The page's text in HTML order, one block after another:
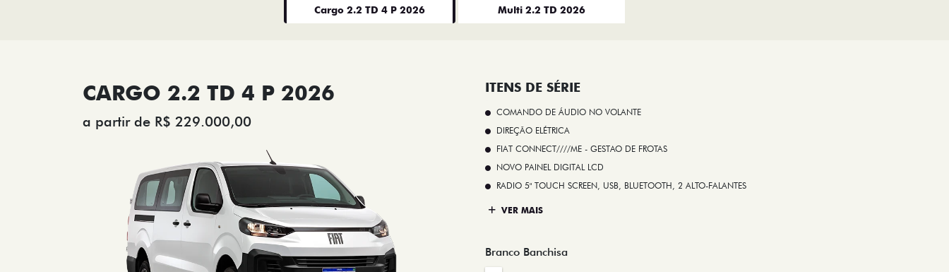
Cargo 2.2 TD 4 P 2026 Multi 2.2 TD 2026
CARGO 2.2 TD 4 P 2026
a partir de R$ 229.000,00
ITENS DE SÉRIE
COMANDO DE ÁUDIO NO VOLANTE
DIREÇÃO ELÉTRICA
FIAT CONNECT////ME - GESTAO DE FROTAS
NOVO PAINEL DIGITAL LCD
RADIO 5" TOUCH SCREEN, USB, BLUETOOTH, 2 ALTO-FALANTES
VER MAIS
Branco Banchisa